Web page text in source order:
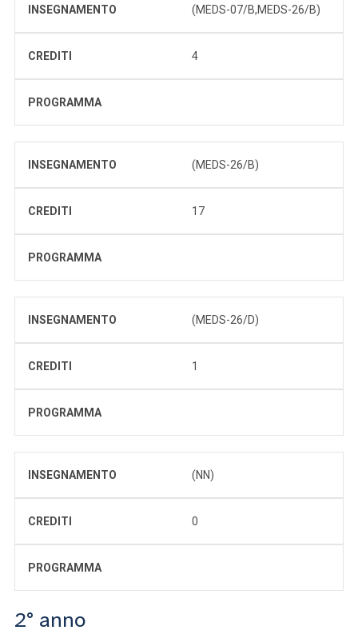
INSEGNAMENTO (MEDS-07/B,MEDS-26/B)
CREDITI 4
PROGRAMMA
INSEGNAMENTO (MEDS-26/B)
CREDITI 17
PROGRAMMA
INSEGNAMENTO (MEDS-26/D)
CREDITI 1
PROGRAMMA
INSEGNAMENTO (NN)
CREDITI 0
PROGRAMMA
2° anno